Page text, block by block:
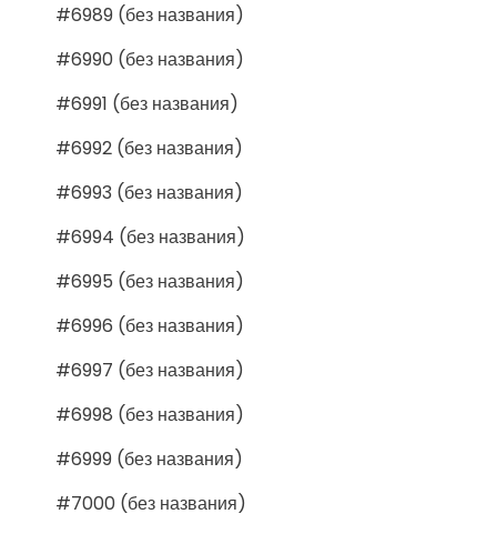
#6989 (без названия)
#6990 (без названия)
#6991 (без названия)
#6992 (без названия)
#6993 (без названия)
#6994 (без названия)
#6995 (без названия)
#6996 (без названия)
#6997 (без названия)
#6998 (без названия)
#6999 (без названия)
#7000 (без названия)